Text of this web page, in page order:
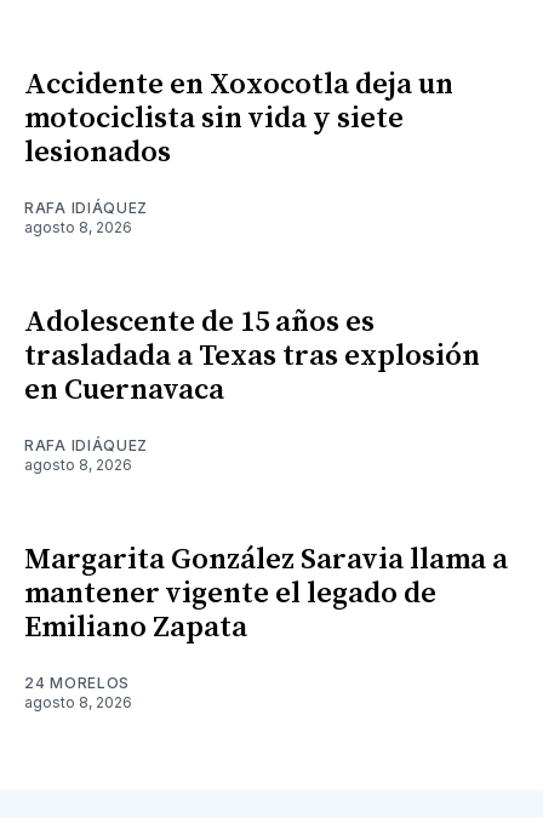
Accidente en Xoxocotla deja un
motociclista sin vida y siete
lesionados
RAFA IDIÁQUEZ
agosto 8, 2026
Adolescente de 15 años es
trasladada a Texas tras explosión
en Cuernavaca
RAFA IDIÁQUEZ
agosto 8, 2026
Margarita González Saravia llama a
mantener vigente el legado de
Emiliano Zapata
24 MORELOS
agosto 8, 2026